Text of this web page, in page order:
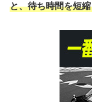
と、待ち時間を短